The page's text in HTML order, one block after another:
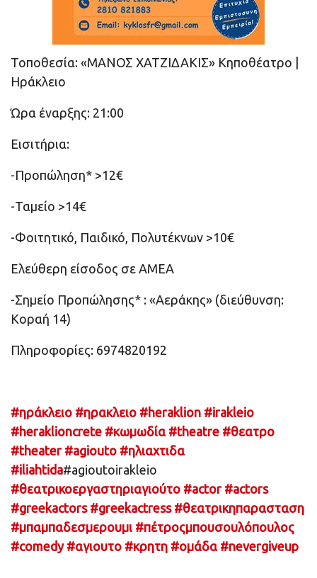
Τοποθεσία: «ΜΑΝΟΣ ΧΑΤΖΙΔΑΚΙΣ» Κηποθέατρο |
Ηράκλειο
Ώρα έναρξης: 21:00
Εισιτήρια:
-Προπώληση* >12€
-Ταμείο >14€
-Φοιτητικό, Παιδικό, Πολυτέκνων >10€
Ελεύθερη είσοδος σε ΑΜΕΑ
-Σημείο Προπώλησης* : «Αεράκης» (διεύθυνση:
Κοραή 14)
Πληροφορίες: 6974820192
#ηράκλειο #ηρακλειο #heraklion #irakleio
#heraklioncrete #κωμωδία #theatre #θεατρο
#theater #agiouto #ηλιαχτιδα
#iliahtida#agioutoirakleio
#θεατρικοεργαστηριαγιούτο #actor #actors
#greekactors #greekactress #θεατρικηπαρασταση
#μπαμπαδεσμερουμι #πέτροςμπουσουλόπουλος
#comedy #αγιουτο #κρητη #ομάδα #nevergiveup